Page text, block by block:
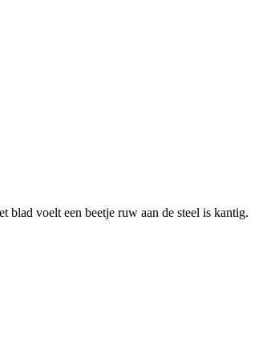
blad voelt een beetje ruw aan de steel is kantig.